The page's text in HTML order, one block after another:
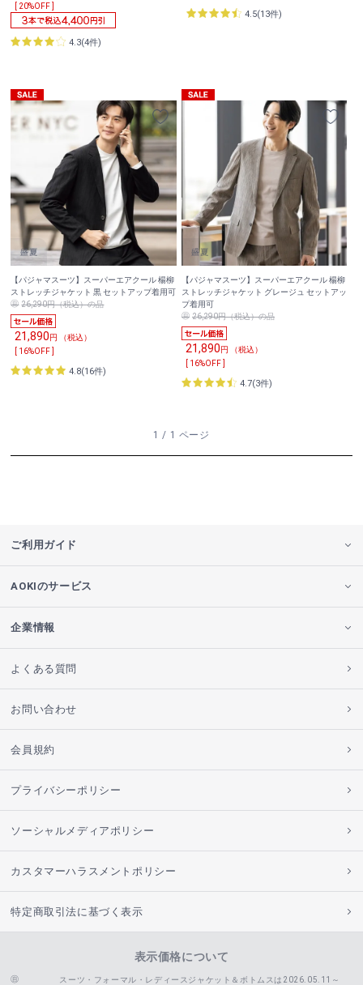
[ 20%OFF ]
4.3(4件)
4.5(13件)
【パジャマスーツ】スーパーエアクール 楊柳
ストレッチジャケット 黒 セットアップ着用可
26,290円（税込）の品
21,890円 （税込）
[ 16%OFF ]
4.8(16件)
【パジャマスーツ】スーパーエアクール 楊柳
ストレッチジャケット グレージュ セットアッ
プ着用可
26,290円（税込）の品
21,890円 （税込）
[ 16%OFF ]
4.7(3件)
1 / 1 ページ
ご利用ガイド
AOKIのサービス
企業情報
よくある質問
お問い合わせ
会員規約
プライバシーポリシー
ソーシャルメディアポリシー
カスタマーハラスメントポリシー
特定商取引法に基づく表示
表示価格について
スーツ・フォーマル・レディースジャケット＆ボトムスは2026.05.11～